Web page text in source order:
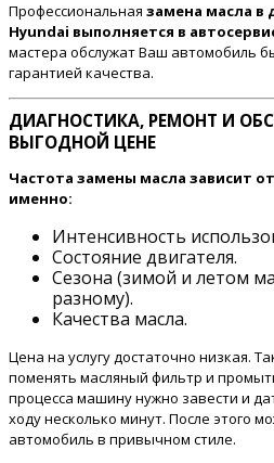
Профессиональная замена масла в
Hyundai выполняется в
мастера обслужат Ваш автомобиль
гарантией качества.
ДИАГНОСТИКА, РЕМОНТ И
ВЫГОДНОЙ ЦЕНЕ
Частота замены масла зависит
именно:
Интенсивность
Состояние двигателя.
Сезона (зимой и летом
разному).
Качества масла.
Цена на услугу достаточно низкая.
поменять масляный фильтр и
процесса машину нужно завести и
ходу несколько минут. После этого
автомобиль в привычном стиле.